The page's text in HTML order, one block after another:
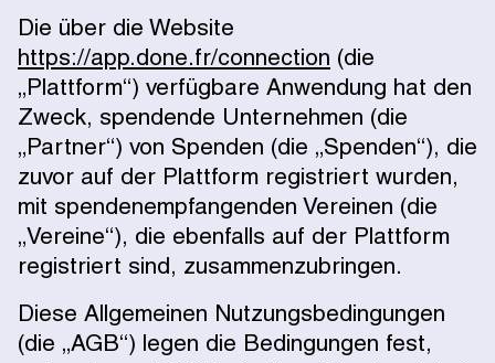
Die über die Website
https://app.done.fr/connection (die
„Plattform“) verfügbare Anwendung hat den
Zweck, spendende Unternehmen (die
„Partner“) von Spenden (die „Spenden“), die
zuvor auf der Plattform registriert wurden,
mit spendenempfangenden Vereinen (die
„Vereine“), die ebenfalls auf der Plattform
registriert sind, zusammenzubringen.
Diese Allgemeinen Nutzungsbedingungen
(die „AGB“) legen die Bedingungen fest,